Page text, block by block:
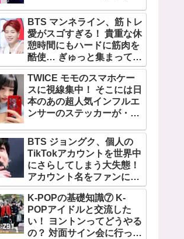
せられた練習生12人の氏名
が公表
BTS マンネライン、筋トレ
愛がスゴすぎる！ 貴重な休
憩時間にもハードに筋肉を
酷使… ぎゅっと集まってお
互いの体に負荷をかけあう
３人のトレーニング風景が
かわいすぎるとファンくぎ
づけ
TWICE モモのスマホケー
スに視線集中！ そこには日
本のあの超人気インフルエ
ンサーのステッカーが・・
るその人物は大よろこび！
まさに「成功したファン」
だと話題沸騰
BTS ジョングク、個人の
TikTokアカウントを世界中
にさらしてしまう大失態！
アカウント名をファンにい
じられてタジタジに
K-POPの基礎知識⑦ K-
POPアイドルと交流した
い！ ヨントンってどうやる
の？ 対面サイン会に行って